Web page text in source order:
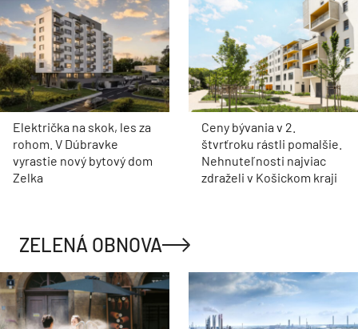
Električka na skok, les za
rohom. V Dúbravke
vyrastie nový bytový dom
Zelka
Ceny bývania v 2.
štvrťroku rástli pomalšie.
Nehnuteľnosti najviac
zdraželi v Košickom kraji
ZELENÁ OBNOVA